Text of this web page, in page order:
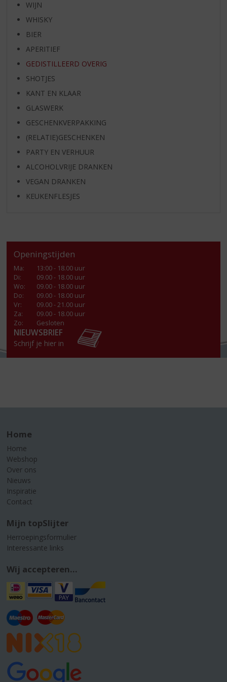
WIJN
WHISKY
BIER
APERITIEF
GEDISTILLEERD OVERIG
SHOTJES
KANT EN KLAAR
GLASWERK
GESCHENKVERPAKKING
(RELATIE)GESCHENKEN
PARTY EN VERHUUR
ALCOHOLVRIJE DRANKEN
VEGAN DRANKEN
KEUKENFLESJES
Openingstijden
Ma:
13:00 - 18.00 uur
Di:
09.00 - 18.00 uur
Wo:
09.00 - 18.00 uur
Do:
09.00 - 18.00 uur
Vr:
09.00 - 21.00 uur
Za:
09.00 - 18.00 uur
Zo:
Gesloten
NIEUWSBRIEF
Schrijf je hier in
Home
Home
Webshop
Over ons
Nieuws
Inspiratie
Contact
Mijn topSlijter
Herroepingsformulier
Interessante links
Wij accepteren...